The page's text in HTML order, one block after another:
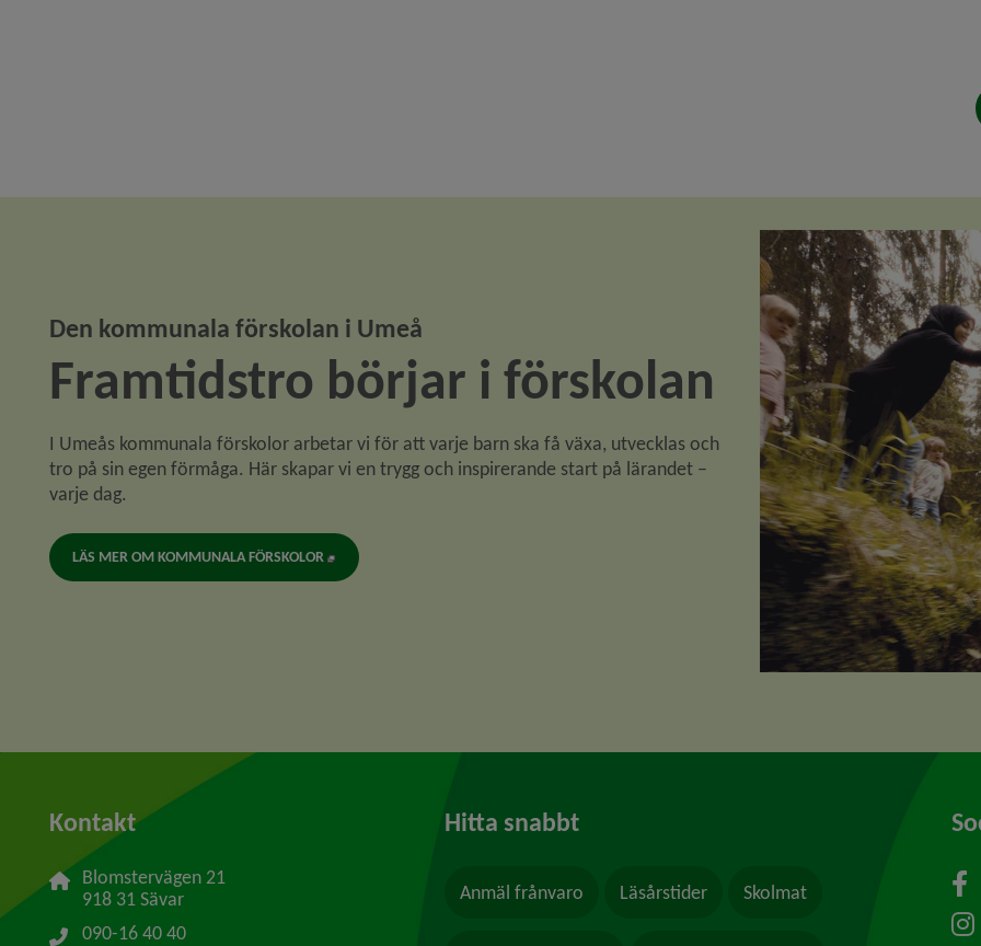
Den kommunala förskolan i Umeå
Framtidstro börjar i förskolan
I Umeås kommunala förskolor arbetar vi för att varje barn ska få växa, utvecklas och
tro på sin egen förmåga. Här skapar vi en trygg och inspirerande start på lärandet –
varje dag.
LÄS MER OM KOMMUNALA FÖRSKOLOR
Kontakt
Blomstervägen 21
918 31 Sävar
090-16 40 40
Hitta snabbt
Anmäl frånvaro Läsårstider Skolmat